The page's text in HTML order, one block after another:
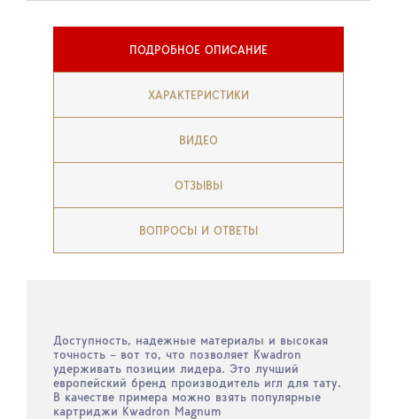
ПОДРОБНОЕ ОПИСАНИЕ
ХАРАКТЕРИСТИКИ
ВИДЕО
ОТЗЫВЫ
ВОПРОСЫ И ОТВЕТЫ
Доступность, надежные материалы и высокая
точность – вот то, что позволяет Kwadron
удерживать позиции лидера. Это лучший
европейский бренд производитель игл для тату.
В качестве примера можно взять популярные
картриджи Kwadron Magnum